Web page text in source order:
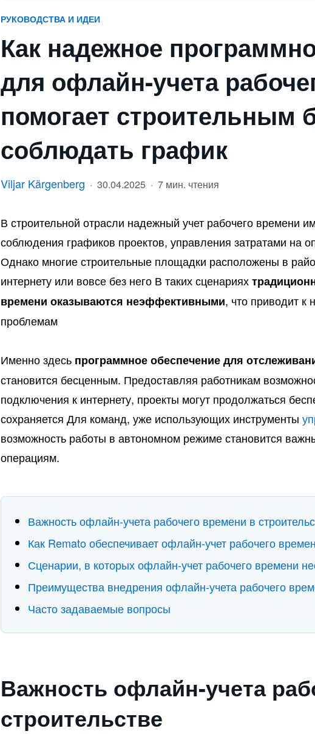
РУКОВОДСТВА И ИДЕИ
Как надежное
для офлайн-учета
помогает строительным
соблюдать график
Viljar Kärgenberg · 30.04.2025 · 7 мин. чтения
В строительной отрасли надежный учет рабочего времени
соблюдения графиков проектов, управления затратами на
Однако многие строительные площадки расположены в
интернету или вовсе без него В таких сценариях
времени оказываются неэффективными, что приводит к
проблемам
Именно здесь программное обеспечение для
становится бесценным. Предоставляя работникам
подключения к интернету, проекты могут продолжаться
сохраняется Для команд, уже использующих инструменты
возможность работы в автономном режиме становится
операциям.
Важность офлайн-учета рабочего времени в
Как Remato обеспечивает офлайн-учет рабочего
Сценарии, в которых офлайн-учет рабочего времени
Преимущества внедрения офлайн-учета рабочего
Часто задаваемые вопросы
Важность офлайн-учета
строительстве